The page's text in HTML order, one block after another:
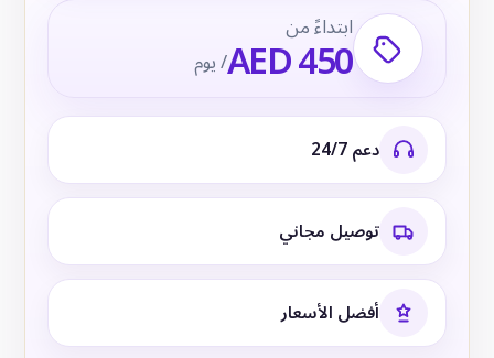
ابتداءً من
AED 450/ يوم
دعم 24/7
توصيل مجاني
أفضل الأسعار